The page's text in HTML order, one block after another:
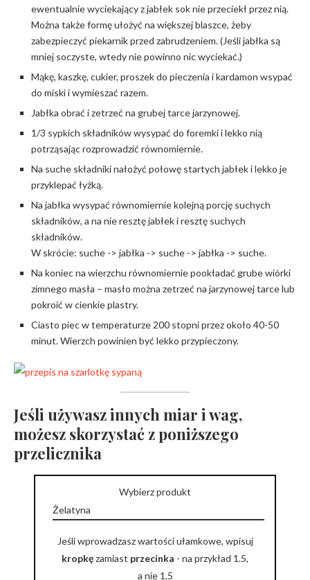
ewentualnie wyciekający z jabłek sok nie przeciekł przez nią.
Można także formę ułożyć na większej blaszce, żeby
zabezpieczyć piekarnik przed zabrudzeniem. (Jeśli jabłka są
mniej soczyste, wtedy nie powinno nic wyciekać.)
Mąkę, kaszkę, cukier, proszek do pieczenia i kardamon wsypać
do miski i wymieszać razem.
Jabłka obrać i zetrzeć na grubej tarce jarzynowej.
1/3 sypkich składników wysypać do foremki i lekko nią
potrząsając rozprowadzić równomiernie.
Na suche składniki nałożyć połowę startych jabłek i lekko je
przyklepać łyżką.
Na jabłka wysypać równomiernie kolejną porcję suchych
składników, a na nie resztę jabłek i resztę suchych
składników.
W skrócie: suche -> jabłka -> suche -> jabłka -> suche.
Na koniec na wierzchu równomiernie pookładać grube wiórki
zimnego masła – masło można zetrzeć na jarzynowej tarce lub
pokroić w cienkie plastry.
Ciasto piec w temperaturze 200 stopni przez około 40-50
minut. Wierzch powinien być lekko przypieczony.
Jeśli używasz innych miar i wag,
możesz skorzystać z poniższego
przelicznika
Wybierz produkt
Jeśli wprowadzasz wartości ułamkowe, wpisuj
kropkęzamiast przecinka - na przykład 1.5,
a nie 1,5